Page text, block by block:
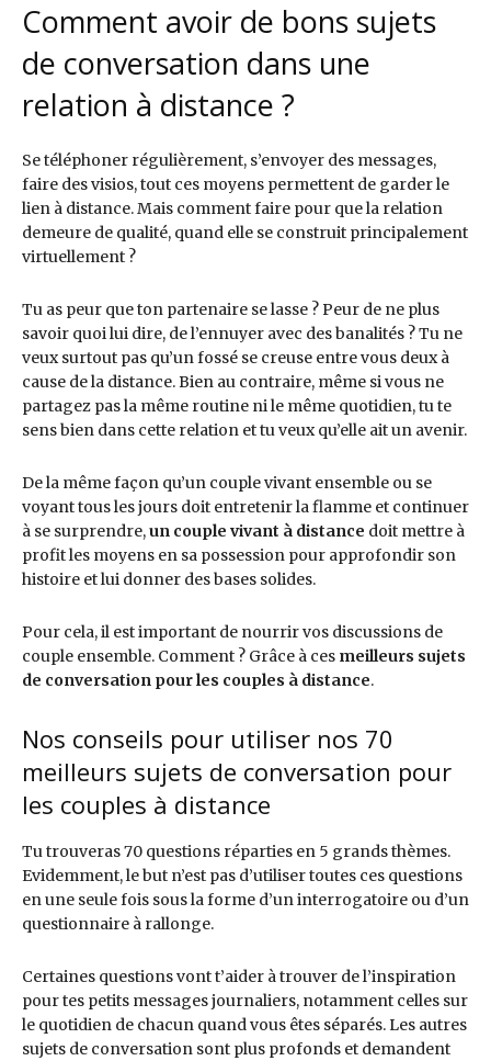
Comment avoir de bons sujets
de conversation dans une
relation à distance ?
Se téléphoner régulièrement, s’envoyer des messages,
faire des visios, tout ces moyens permettent de garder le
lien à distance. Mais comment faire pour que la relation
demeure de qualité, quand elle se construit principalement
virtuellement ?
Tu as peur que ton partenaire se lasse ? Peur de ne plus
savoir quoi lui dire, de l’ennuyer avec des banalités ? Tu ne
veux surtout pas qu’un fossé se creuse entre vous deux à
cause de la distance. Bien au contraire, même si vous ne
partagez pas la même routine ni le même quotidien, tu te
sens bien dans cette relation et tu veux qu’elle ait un avenir.
De la même façon qu’un couple vivant ensemble ou se
voyant tous les jours doit entretenir la flamme et continuer
à se surprendre,un couple vivant à distance doit mettre à
profit les moyens en sa possession pour approfondir son
histoire et lui donner des bases solides.
Pour cela, il est important de nourrir vos discussions de
couple ensemble. Comment ? Grâce à ces meilleurs sujets
de conversation pour les couples à distance.
Nos conseils pour utiliser nos 70
meilleurs sujets de conversation pour
les couples à distance
Tu trouveras 70 questions réparties en 5 grands thèmes.
Evidemment, le but n’est pas d’utiliser toutes ces questions
en une seule fois sous la forme d’un interrogatoire ou d’un
questionnaire à rallonge.
Certaines questions vont t’aider à trouver de l’inspiration
pour tes petits messages journaliers, notamment celles sur
le quotidien de chacun quand vous êtes séparés. Les autres
sujets de conversation sont plus profonds et demandent